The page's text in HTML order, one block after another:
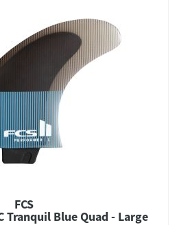
FCS
Tranquil Blue Quad - Large